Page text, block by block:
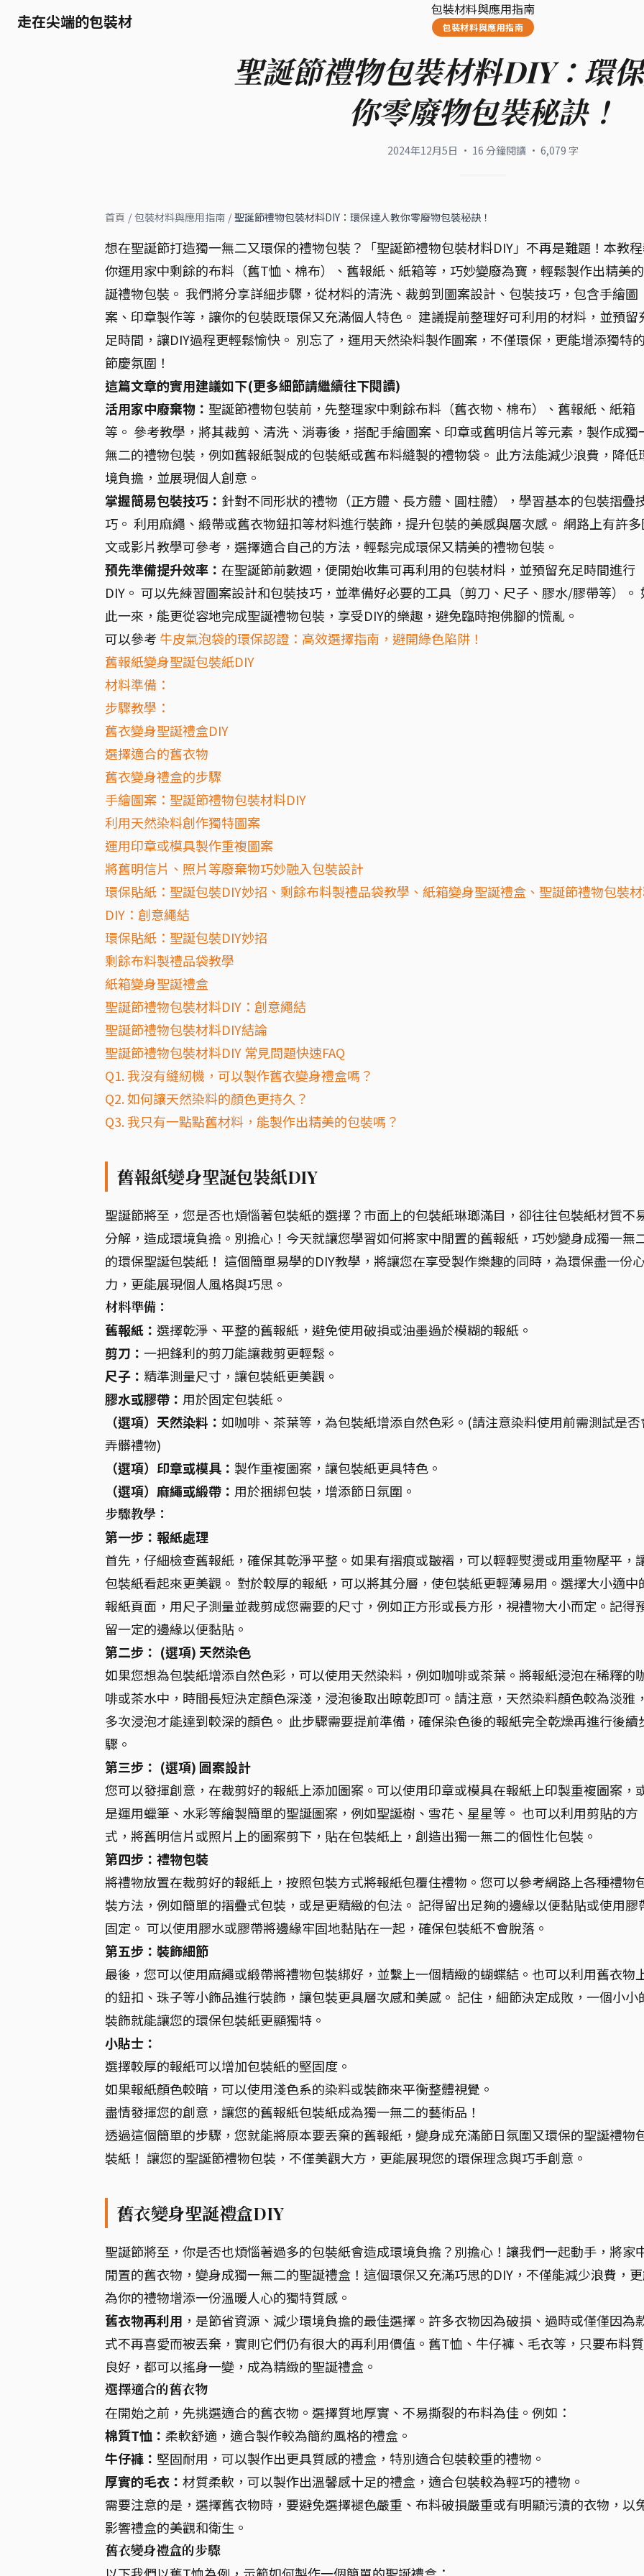
走在尖端的包裝材
包裝材料與應用指南
包裝材料與應用指南
聖誕節禮物包裝材料DIY：環
你零廢物包裝秘訣！
2024年12月5日 · 16 分鐘閱讀 · 6,079 字
首頁 / 包裝材料與應用指南 / 聖誕節禮物包裝材料DIY：環保達人教你零廢物包裝秘訣！
想在聖誕節打造獨一無二又環保的禮物包裝？「聖誕節禮物包裝材料DIY」不再是難題！本教
你運用家中剩餘的布料（舊T恤、棉布）、舊報紙、紙箱等，巧妙變廢為寶，輕鬆製作出精美
誕禮物包裝。 我們將分享詳細步驟，從材料的清洗、裁剪到圖案設計、包裝技巧，包含手繪圖
案、印章製作等，讓你的包裝既環保又充滿個人特色。 建議提前整理好可利用的材料，並預留
足時間，讓DIY過程更輕鬆愉快。 別忘了，運用天然染料製作圖案，不僅環保，更能增添獨特的
節慶氛圍！
這篇文章的實用建議如下(更多細節請繼續往下閱讀)
活用家中廢棄物： 聖誕節禮物包裝前，先整理家中剩餘布料（舊衣物、棉布）、舊報紙、紙箱
等。 參考教學，將其裁剪、清洗、消毒後，搭配手繪圖案、印章或舊明信片等元素，製作成獨
無二的禮物包裝，例如舊報紙製成的包裝紙或舊布料縫製的禮物袋。 此方法能減少浪費，降低
境負擔，並展現個人創意。
掌握簡易包裝技巧： 針對不同形狀的禮物（正方體、長方體、圓柱體），學習基本的包裝摺疊
巧。 利用麻繩、緞帶或舊衣物鈕扣等材料進行裝飾，提升包裝的美感與層次感。 網路上有許多
文或影片教學可參考，選擇適合自己的方法，輕鬆完成環保又精美的禮物包裝。
預先準備提升效率： 在聖誕節前數週，便開始收集可再利用的包裝材料，並預留充足時間進行
DIY。 可以先練習圖案設計和包裝技巧，並準備好必要的工具（剪刀、尺子、膠水/膠帶等）。
此一來，能更從容地完成聖誕禮物包裝，享受DIY的樂趣，避免臨時抱佛腳的慌亂。
可以參考 牛皮氣泡袋的環保認證：高效選擇指南，避開綠色陷阱！
舊報紙變身聖誕包裝紙DIY
材料準備：
步驟教學：
舊衣變身聖誕禮盒DIY
選擇適合的舊衣物
舊衣變身禮盒的步驟
手繪圖案：聖誕節禮物包裝材料DIY
利用天然染料創作獨特圖案
運用印章或模具製作重複圖案
將舊明信片、照片等廢棄物巧妙融入包裝設計
環保貼紙：聖誕包裝DIY妙招、剩餘布料製禮品袋教學、紙箱變身聖誕禮盒、聖誕節禮物包裝
DIY：創意繩結
環保貼紙：聖誕包裝DIY妙招
剩餘布料製禮品袋教學
紙箱變身聖誕禮盒
聖誕節禮物包裝材料DIY：創意繩結
聖誕節禮物包裝材料DIY結論
聖誕節禮物包裝材料DIY 常見問題快速FAQ
Q1. 我沒有縫紉機，可以製作舊衣變身禮盒嗎？
Q2. 如何讓天然染料的顏色更持久？
Q3. 我只有一點點舊材料，能製作出精美的包裝嗎？
舊報紙變身聖誕包裝紙DIY
聖誕節將至，您是否也煩惱著包裝紙的選擇？市面上的包裝紙琳瑯滿目，卻往往包裝紙材質不
分解，造成環境負擔。別擔心！今天就讓您學習如何將家中閒置的舊報紙，巧妙變身成獨一無
的環保聖誕包裝紙！ 這個簡單易學的DIY教學，將讓您在享受製作樂趣的同時，為環保盡一份
力，更能展現個人風格與巧思。
材料準備：
舊報紙： 選擇乾淨、平整的舊報紙，避免使用破損或油墨過於模糊的報紙。
剪刀： 一把鋒利的剪刀能讓裁剪更輕鬆。
尺子： 精準測量尺寸，讓包裝紙更美觀。
膠水或膠帶： 用於固定包裝紙。
（選項）天然染料： 如咖啡、茶葉等，為包裝紙增添自然色彩。(請注意染料使用前需測試是否
弄髒禮物)
（選項）印章或模具： 製作重複圖案，讓包裝紙更具特色。
（選項）麻繩或緞帶： 用於捆綁包裝，增添節日氛圍。
步驟教學：
第一步：報紙處理
首先，仔細檢查舊報紙，確保其乾淨平整。如果有摺痕或皺褶，可以輕輕熨燙或用重物壓平，
包裝紙看起來更美觀。 對於較厚的報紙，可以將其分層，使包裝紙更輕薄易用。選擇大小適中
報紙頁面，用尺子測量並裁剪成您需要的尺寸，例如正方形或長方形，視禮物大小而定。記得
留一定的邊緣以便黏貼。
第二步： (選項) 天然染色
如果您想為包裝紙增添自然色彩，可以使用天然染料，例如咖啡或茶葉。將報紙浸泡在稀釋的
啡或茶水中，時間長短決定顏色深淺，浸泡後取出晾乾即可。請注意，天然染料顏色較為淡雅，
多次浸泡才能達到較深的顏色。 此步驟需要提前準備，確保染色後的報紙完全乾燥再進行後續
驟。
第三步： (選項) 圖案設計
您可以發揮創意，在裁剪好的報紙上添加圖案。可以使用印章或模具在報紙上印製重複圖案，
是運用蠟筆、水彩等繪製簡單的聖誕圖案，例如聖誕樹、雪花、星星等。 也可以利用剪貼的方
式，將舊明信片或照片上的圖案剪下，貼在包裝紙上，創造出獨一無二的個性化包裝。
第四步：禮物包裝
將禮物放置在裁剪好的報紙上，按照包裝方式將報紙包覆住禮物。您可以參考網路上各種禮物
裝方法，例如簡單的摺疊式包裝，或是更精緻的包法。 記得留出足夠的邊緣以便黏貼或使用膠
固定。 可以使用膠水或膠帶將邊緣牢固地黏貼在一起，確保包裝紙不會脫落。
第五步：裝飾細節
最後，您可以使用麻繩或緞帶將禮物包裝綁好，並繫上一個精緻的蝴蝶結。也可以利用舊衣物
的鈕扣、珠子等小飾品進行裝飾，讓包裝更具層次感和美感。 記住，細節決定成敗，一個小小
裝飾就能讓您的環保包裝紙更顯獨特。
小貼士：
選擇較厚的報紙可以增加包裝紙的堅固度。
如果報紙顏色較暗，可以使用淺色系的染料或裝飾來平衡整體視覺。
盡情發揮您的創意，讓您的舊報紙包裝紙成為獨一無二的藝術品！
透過這個簡單的步驟，您就能將原本要丟棄的舊報紙，變身成充滿節日氛圍又環保的聖誕禮物
裝紙！ 讓您的聖誕節禮物包裝，不僅美觀大方，更能展現您的環保理念與巧手創意。
舊衣變身聖誕禮盒DIY
聖誕節將至，你是否也煩惱著過多的包裝紙會造成環境負擔？別擔心！讓我們一起動手，將家
閒置的舊衣物，變身成獨一無二的聖誕禮盒！這個環保又充滿巧思的DIY，不僅能減少浪費，
為你的禮物增添一份溫暖人心的獨特質感。
舊衣物再利用 ，是節省資源、減少環境負擔的最佳選擇。許多衣物因為破損、過時或僅僅因為
式不再喜愛而被丟棄，實則它們仍有很大的再利用價值。舊T恤、牛仔褲、毛衣等，只要布料
良好，都可以搖身一變，成為精緻的聖誕禮盒。
選擇適合的舊衣物
在開始之前，先挑選適合的舊衣物。選擇質地厚實、不易撕裂的布料為佳。例如：
棉質T恤： 柔軟舒適，適合製作較為簡約風格的禮盒。
牛仔褲： 堅固耐用，可以製作出更具質感的禮盒，特別適合包裝較重的禮物。
厚實的毛衣： 材質柔軟，可以製作出溫馨感十足的禮盒，適合包裝較為輕巧的禮物。
需要注意的是，選擇舊衣物時，要避免選擇褪色嚴重、布料破損嚴重或有明顯污漬的衣物，以
影響禮盒的美觀和衛生。
舊衣變身禮盒的步驟